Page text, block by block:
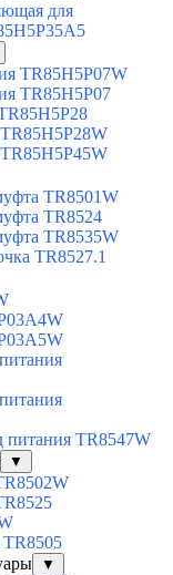
для
TR85H5P07W
TR85H5P07
TR8501W
TR8524
TR8535W
TR8527.1
TR8547W
▼
TR8505
▼